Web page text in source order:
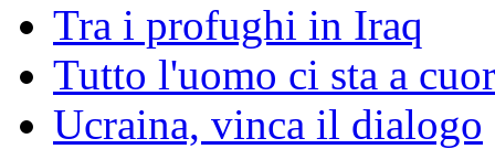
Tra i profughi in Iraq
Tutto l'uomo ci sta a
Ucraina, vinca il dialogo